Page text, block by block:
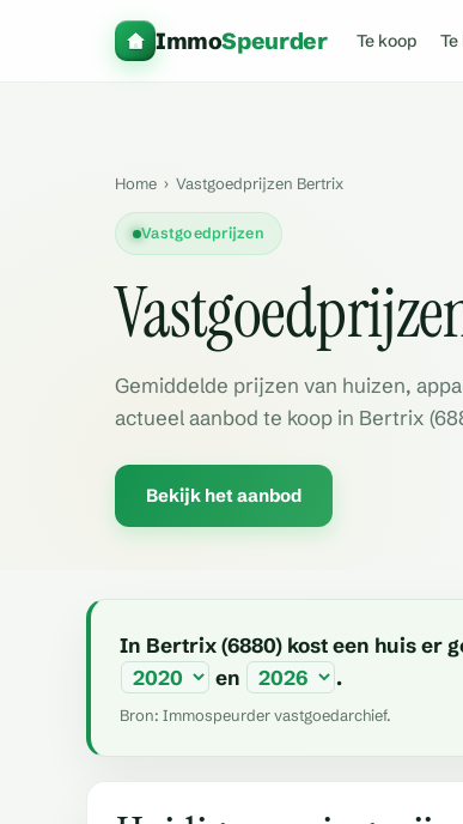
ImmoSpeurder Te koop
Home › Vastgoedprijzen Bertrix
Vastgoedprijzen
Gemiddelde prijzen van huizen,
actueel aanbod te koop in Bertrix
Bekijk het aanbod
In Bertrix (6880) kost een huis er
en
.
Bron: Immospeurder vastgoedarchief.